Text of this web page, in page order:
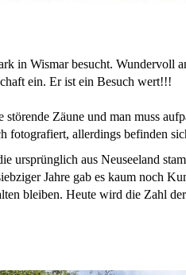
in Wismar besucht. Wundervoll
ein. Er ist ein Besuch wert!!!
Zäune und man muss
fotografiert, allerdings befinden
ursprünglich aus Neuseeland
Jahre gab es kaum noch
bleiben. Heute wird die Zahl